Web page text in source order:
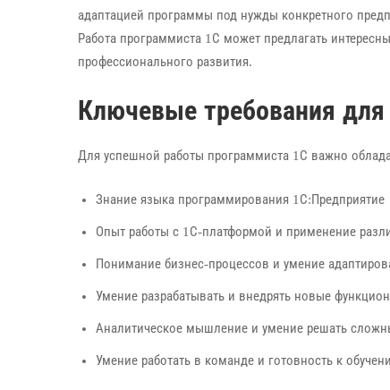
адаптацией программы под нужды конкретного
Работа программиста 1С может предлагать
профессионального развития.
Ключевые требования
Для успешной работы программиста 1С важно
Знание языка программирования 1С:Предприятие
Опыт работы с 1С-платформой и применение
Понимание бизнес-процессов и умение
Умение разрабатывать и внедрять новые
Аналитическое мышление и умение решать
Умение работать в команде и готовность к